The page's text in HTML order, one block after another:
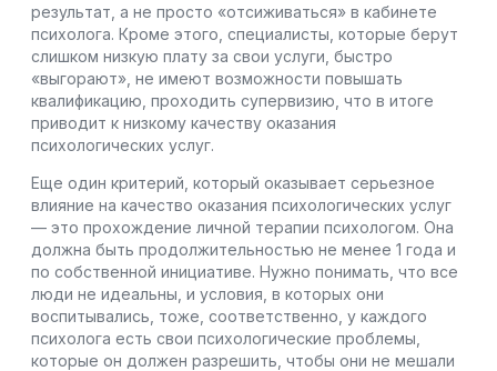
результат, а не просто «отсиживаться» в кабинете
психолога. Кроме этого, специалисты, которые берут
слишком низкую плату за свои услуги, быстро
«выгорают», не имеют возможности повышать
квалификацию, проходить супервизию, что в итоге
приводит к низкому качеству оказания
психологических услуг.
Еще один критерий, который оказывает серьезное
влияние на качество оказания психологических услуг
— это прохождение личной терапии психологом. Она
должна быть продолжительностью не менее 1 года и
по собственной инициативе. Нужно понимать, что все
люди не идеальны, и условия, в которых они
воспитывались, тоже, соответственно, у каждого
психолога есть свои психологические проблемы,
которые он должен разрешить, чтобы они не мешали